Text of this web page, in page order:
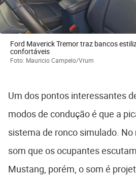
Ford Maverick Tremor traz bancos
confortáveis
Foto: Mauricio Campelo/Vrum
Um dos pontos interessantes
modos de condução é que a
sistema de ronco simulado.
som que os ocupantes
Mustang, porém, o som é